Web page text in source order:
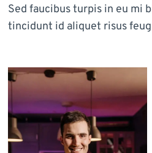
Sed faucibus turpis in eu mi
tincidunt id aliquet risus